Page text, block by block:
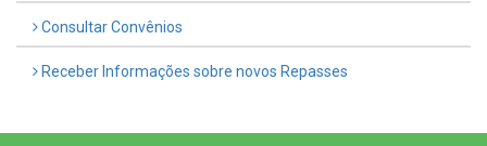
Consultar Convênios
Receber Informações sobre novos Repasses